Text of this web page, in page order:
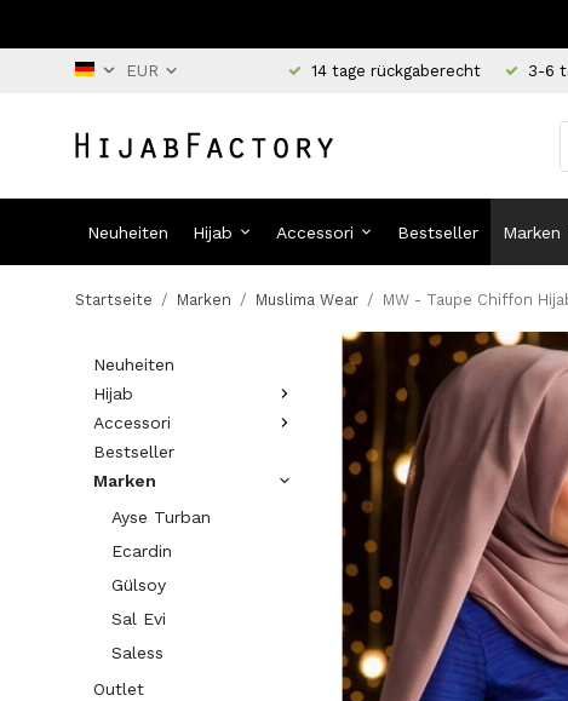
14 tage rückgaberecht 3-6
Neuheiten Hijab Accessori Bestseller Marken
Startseite / Marken / Muslima Wear / MW - Taupe Chiffon
Neuheiten
Hijab
Accessori
Bestseller
Marken
Ayse Turban
Ecardin
Gülsoy
Sal Evi
Saless
Outlet